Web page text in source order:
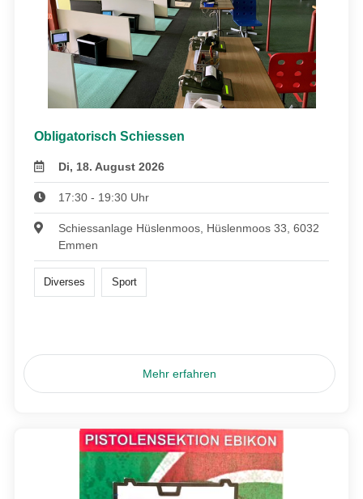
Obligatorisch Schiessen
Di, 18. August 2026
17:30 - 19:30 Uhr
Schiessanlage Hüslenmoos, Hüslenmoos 33, 6032
Emmen
Diverses Sport
Mehr erfahren